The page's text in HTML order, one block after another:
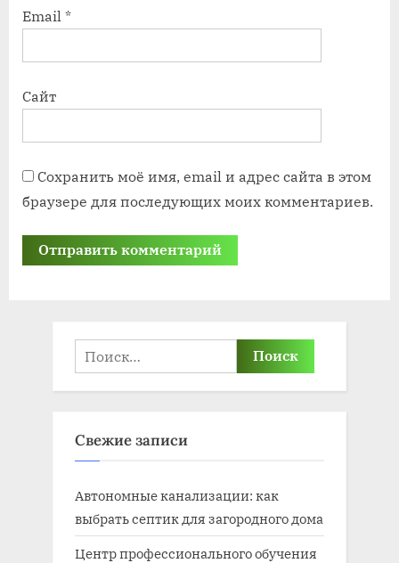
Email *
Сайт
Сохранить моё имя, email и адрес сайта в этом
браузере для последующих моих комментариев.
Найти:
Свежие записи
Автономные канализации: как
выбрать септик для загородного дома
Центр профессионального обучения